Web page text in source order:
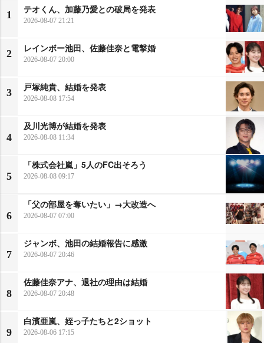
1
テオくん、加藤乃愛との破局を発表
2026-08-07 21:21
2
レインボー池田、佐藤佳奈と電撃婚
2026-08-07 20:00
3
戸塚純貴、結婚を発表
2026-08-08 17:54
4
及川光博が結婚を発表
2026-08-08 11:34
5
「株式会社嵐」5人のFC出そろう
2026-08-08 09:17
6
「父の部屋を奪いたい」→大改造へ
2026-08-07 07:00
7
ジャンボ、池田の結婚報告に感激
2026-08-07 20:46
8
佐藤佳奈アナ、退社の理由は結婚
2026-08-07 20:48
9
白濱亜嵐、姪っ子たちと2ショット
2026-08-06 17:15